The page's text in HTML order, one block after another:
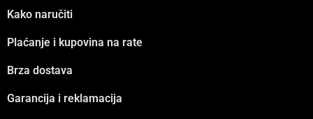
Kako naručiti
Plaćanje i kupovina na rate
Brza dostava
Garancija i reklamacija